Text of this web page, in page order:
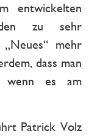
entwickelten
zu sehr
mehr
dass man
wenn es am
Patrick Volz